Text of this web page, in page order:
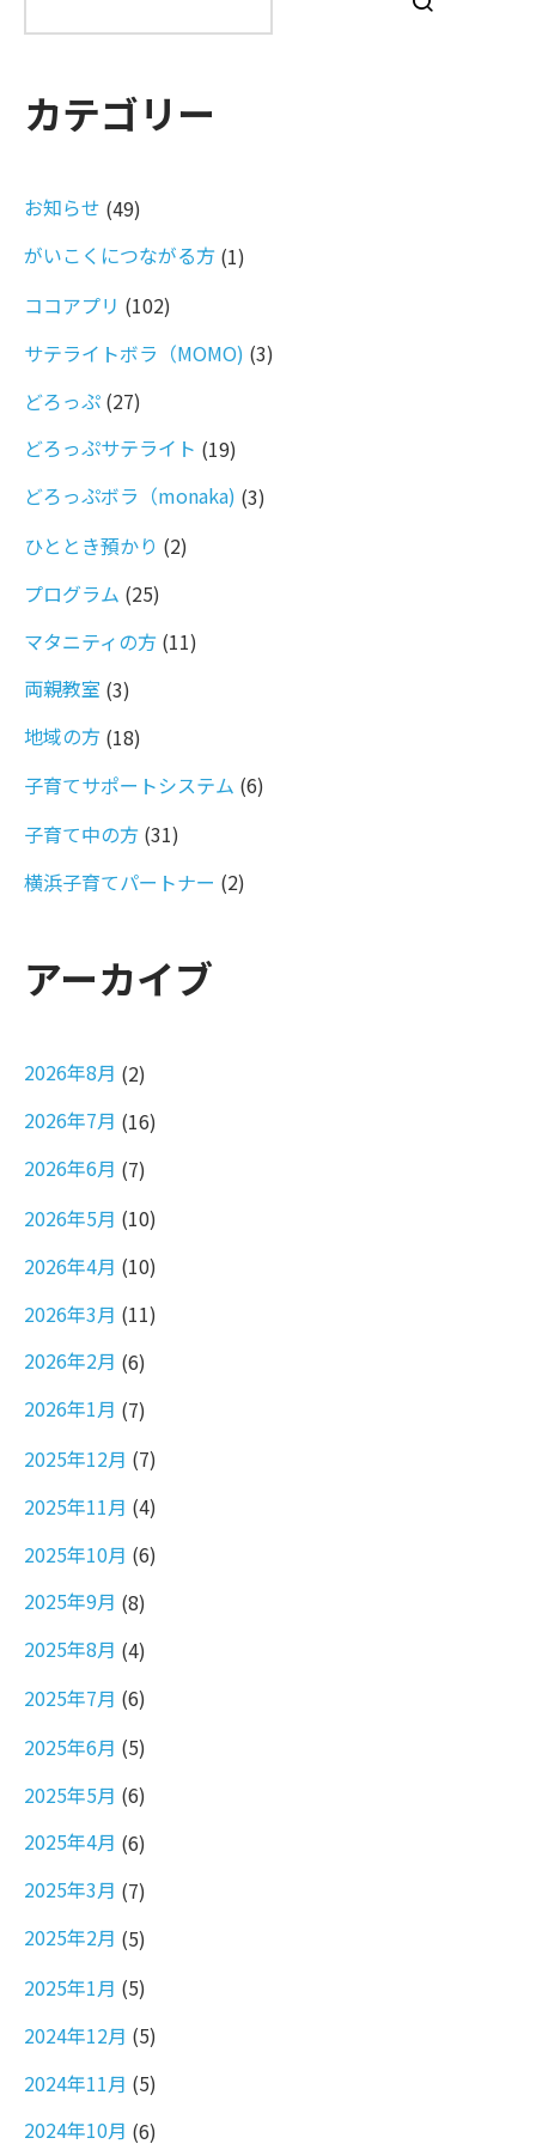
カテゴリー
お知らせ (49)
がいこくにつながる方 (1)
ココアプリ (102)
サテライトボラ（MOMO) (3)
どろっぷ (27)
どろっぷサテライト (19)
どろっぷボラ（monaka) (3)
ひととき預かり (2)
プログラム (25)
マタニティの方 (11)
両親教室 (3)
地域の方 (18)
子育てサポートシステム (6)
子育て中の方 (31)
横浜子育てパートナー (2)
アーカイブ
2026年8月 (2)
2026年7月 (16)
2026年6月 (7)
2026年5月 (10)
2026年4月 (10)
2026年3月 (11)
2026年2月 (6)
2026年1月 (7)
2025年12月 (7)
2025年11月 (4)
2025年10月 (6)
2025年9月 (8)
2025年8月 (4)
2025年7月 (6)
2025年6月 (5)
2025年5月 (6)
2025年4月 (6)
2025年3月 (7)
2025年2月 (5)
2025年1月 (5)
2024年12月 (5)
2024年11月 (5)
2024年10月 (6)